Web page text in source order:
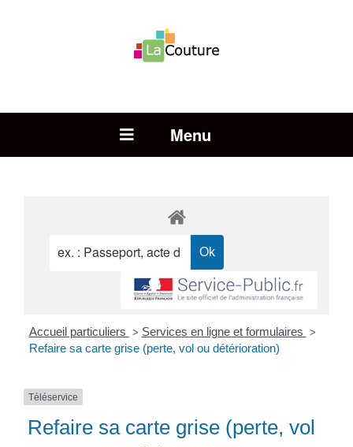
Open Menu
Accueil particuliers > Services en ligne et formulaires >
Refaire sa carte grise (perte, vol ou détérioration)
Téléservice
Refaire sa carte grise (perte, vol